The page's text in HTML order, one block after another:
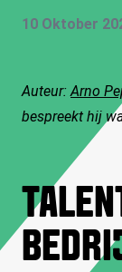
10 Oktober
Auteur:Arno
bespreekt hij